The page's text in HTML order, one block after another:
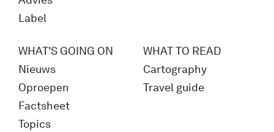
Label
WHAT'S GOING ON
Nieuws
Oproepen
Factsheet
Topics
WHAT TO READ
Cartography
Travel guide